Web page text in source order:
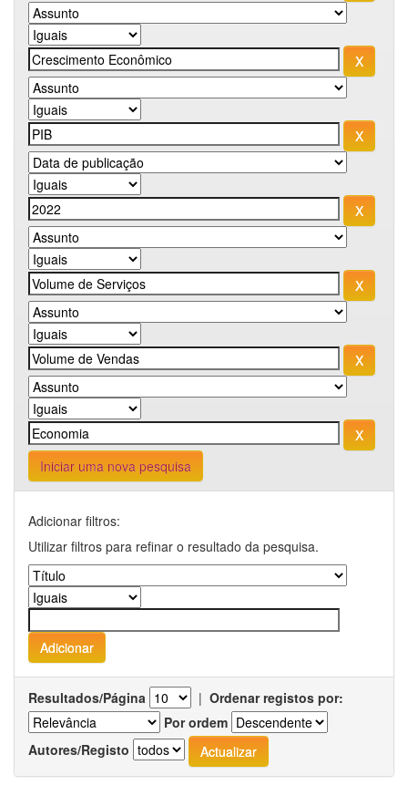
Iniciar uma nova pesquisa
Adicionar filtros:
Utilizar filtros para refinar o resultado da pesquisa.
Resultados/Página | Ordenar registos por:
Por ordem
Autores/Registo